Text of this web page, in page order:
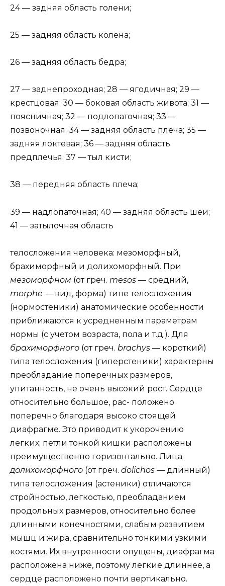
24 — задняя область голени;
25 — задняя область колена;
26 — задняя область бедра;
27 — заднепроходная; 28 — ягодичная; 29 —
крестцовая; 30 — боковая область живота; 31 —
поясничная; 32 — подлопаточная; 33 —
позвоночная; 34 — задняя область плеча; 35 —
задняя локтевая; 36 — задняя область
предплечья; 37 — тыл кисти;
38 — передняя область плеча;
39 — надлопаточная; 40 — задняя область шеи;
41 — затылочная область
телосложения человека: мезоморфный,
брахиморфный и долихоморфный. При
мезоморфном (от греч. mesos — средний,
morphe — вид, форма) типе телосложения
(нормостеники) анатомические особенности
приближаются к усредненным параметрам
нормы (с учетом возраста, пола и т.д.). Для
брахиморфного (от греч. brachys — короткий)
типа телосложения (гиперстеники) характерны
преобладание поперечных размеров,
упитанность, не очень высокий рост. Сердце
относительно большое, рас- положено
поперечно благодаря высоко стоящей
диафрагме. Это приводит к укорочению
легких; петли тонкой кишки расположены
преимущественно горизонтально. Лица
долихоморфного (от греч. dolichos — длинный)
типа телосложения (астеники) отличаются
стройностью, легкостью, преобладанием
продольных размеров, относительно более
длинными конечностями, слабым развитием
мышц и жира, сравнительно тонкими узкими
костями. Их внутренности опущены, диафрагма
расположена ниже, поэтому легкие длиннее, а
сердце расположено почти вертикально.